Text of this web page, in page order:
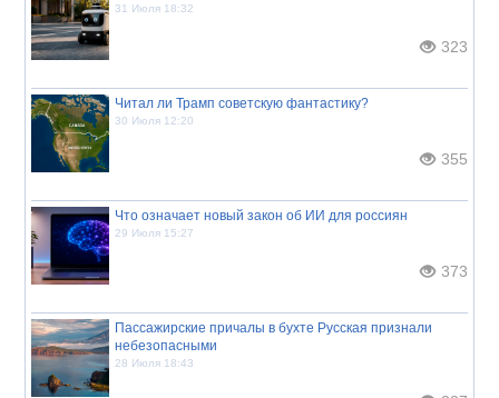
31 Июля 18:32
323
Читал ли Трамп советскую фантастику?
30 Июля 12:20
355
Что означает новый закон об ИИ для россиян
29 Июля 15:27
373
Пассажирские причалы в бухте Русская признали
небезопасными
28 Июля 18:43